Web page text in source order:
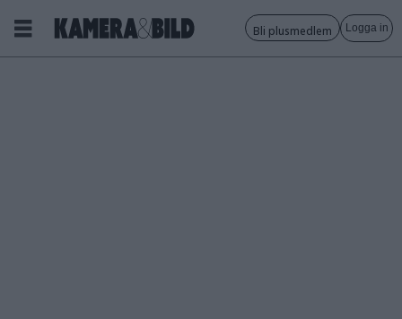
Bli plusmedlem Logga in